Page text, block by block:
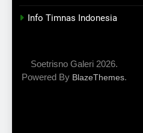
Info Timnas Indonesia
Soetrisno Galeri 2026.
Powered By BlazeThemes.